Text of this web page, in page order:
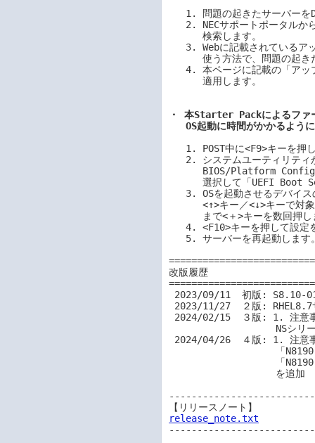
      検索します。
      使う方法で、問題の起きたサーバーのシステムROMをアップデートします。
   4. 本ページに記載の「アップデート手順」に従い、再びStarter Packを
      適用します。
・ 本Starter Packによるファ
OS起動に時間がかかるよ
      選択して「UEFI Boot Settings」メニューを表示します。
      <↑>キー／<↓>キーで対象のデバイスにカーソルを移動させ、最上位に移動する
   4. <F10>キーを押して設定を保存します。
改版履歴
release_note.txt